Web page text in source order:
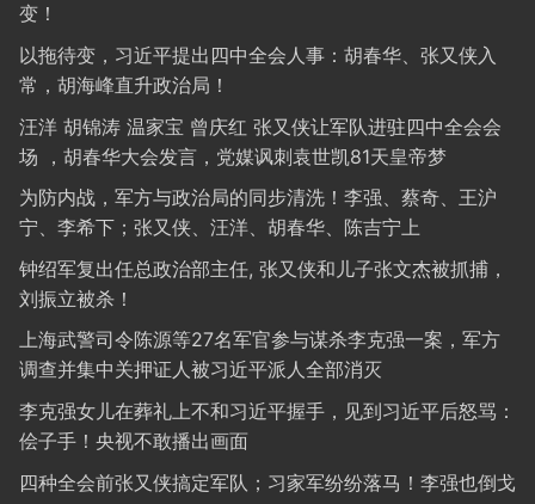
变！
以拖待变，习近平提出四中全会人事：胡春华、张又侠入
常，胡海峰直升政治局！
汪洋 胡锦涛 温家宝 曾庆红 张又侠让军队进驻四中全会会
场 ，胡春华大会发言，党媒讽刺袁世凯81天皇帝梦
为防内战，军方与政治局的同步清洗！李强、蔡奇、王沪
宁、李希下；张又侠、汪洋、胡春华、陈吉宁上
钟绍军复出任总政治部主任, 张又侠和儿子张文杰被抓捕，
刘振立被杀！
上海武警司令陈源等27名军官参与谋杀李克强一案，军方
调查并集中关押证人被习近平派人全部消灭
李克强女儿在葬礼上不和习近平握手，见到习近平后怒骂：
侩子手！央视不敢播出画面
四种全会前张又侠搞定军队；习家军纷纷落马！李强也倒戈